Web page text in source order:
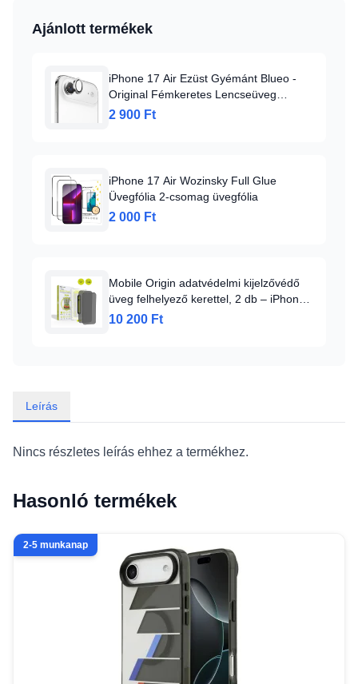
Ajánlott termékek
iPhone 17 Air Ezüst Gyémánt Blueo -
Original Fémkeretes Lencseüveg
üvegfólia
2 900 Ft
iPhone 17 Air Wozinsky Full Glue
Üvegfólia 2-csomag üvegfólia
2 000 Ft
Mobile Origin adatvédelmi kijelzővédő
üveg felhelyező kerettel, 2 db – iPhone
Air
10 200 Ft
Leírás
Nincs részletes leírás ehhez a termékhez.
Hasonló termékek
2-5 munkanap